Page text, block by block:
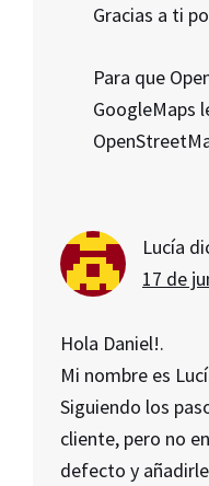
Gracias a ti
Para que
GoogleMaps
Lucía
17 de
Hola Daniel!.
Mi nombre es
Siguiendo los
cliente, pero no
defecto y